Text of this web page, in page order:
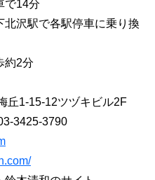
で14分
沢駅で各駅停車に乗り換
約2分
1-15-12ツヅキビル2F
3425-3790